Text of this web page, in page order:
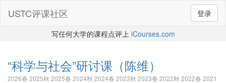
登录
USTC评课社区
写任何大学的课程点评上 iCourses.com
“科学与社会”研讨课 （陈维）
2026春 2025秋 2025春 2024秋 2024春 2023秋 2023春 2022秋 2022春 2021